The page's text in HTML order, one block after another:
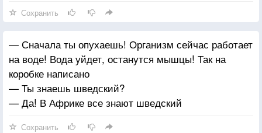
Сохранить
— Сначала ты опухаешь! Организм сейчас работает
на воде! Вода уйдет, останутся мышцы! Так на
коробке написано
— Ты знаешь шведский?
— Да! В Африке все знают шведский
Сохранить